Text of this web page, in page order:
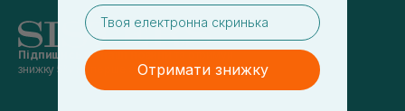
Підпишись на наші новини
знижку 5% на перше замовлення
email
Отримати знижку